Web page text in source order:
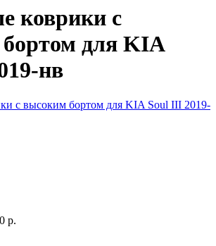
коврики с
для KIA
нв
р.